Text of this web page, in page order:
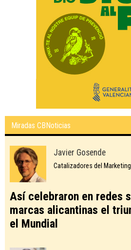
Miradas CBNoticias
Javier Gosende
Catalizadores del
Así celebraron en redes
marcas alicantinas el
el Mundial